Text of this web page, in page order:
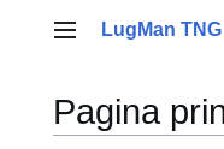
Menu principale
LugMan TNG
Pagina